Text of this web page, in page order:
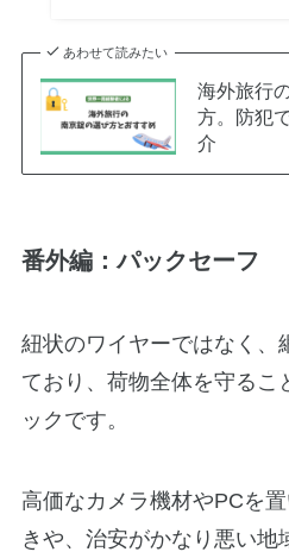
あわせて読みたい
海外旅行
方。防犯
介
番外編：パックセーフ
紐状のワイヤーではなく、
ており、荷物全体を守るこ
ックです。
高価なカメラ機材やPCを
きや、治安がかなり悪い地